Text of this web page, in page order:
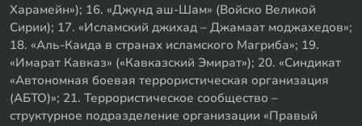
Харамейн»); 16. «Джунд аш-Шам» (Войско Великой
Сирии); 17. «Исламский джихад – Джамаат моджахедов»;
18. «Аль-Каида в странах исламского Магриба»; 19.
«Имарат Кавказ» («Кавказский Эмират»); 20. «Синдикат
«Автономная боевая террористическая организация
(АБТО)»; 21. Террористическое сообщество –
структурное подразделение организации «Правый